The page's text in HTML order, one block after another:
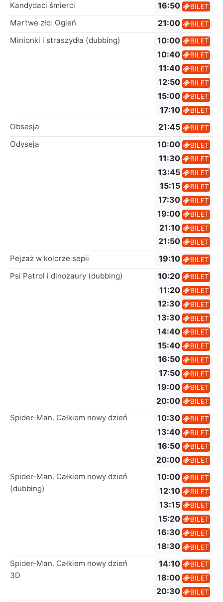
Kandydaci śmierci 16:50 BILET
Martwe zło: Ogień 21:00 BILET
Minionki i straszydła (dubbing) 10:00 BILET
10:40 BILET
11:40 BILET
12:50 BILET
15:00 BILET
17:10 BILET
Obsesja 21:45 BILET
Odyseja 10:00 BILET
11:30 BILET
13:45 BILET
15:15 BILET
17:30 BILET
19:00 BILET
21:10 BILET
21:50 BILET
Pejzaż w kolorze sepii 19:10 BILET
Psi Patrol i dinozaury (dubbing) 10:20 BILET
11:20 BILET
12:30 BILET
13:30 BILET
14:40 BILET
15:40 BILET
16:50 BILET
17:50 BILET
19:00 BILET
20:00 BILET
Spider-Man. Całkiem nowy dzień 10:30 BILET
13:40 BILET
16:50 BILET
20:00 BILET
Spider-Man. Całkiem nowy dzień
(dubbing)
10:00 BILET
12:10 BILET
13:15 BILET
15:20 BILET
16:30 BILET
18:30 BILET
Spider-Man. Całkiem nowy dzień
3D
14:10 BILET
18:00 BILET
20:30 BILET